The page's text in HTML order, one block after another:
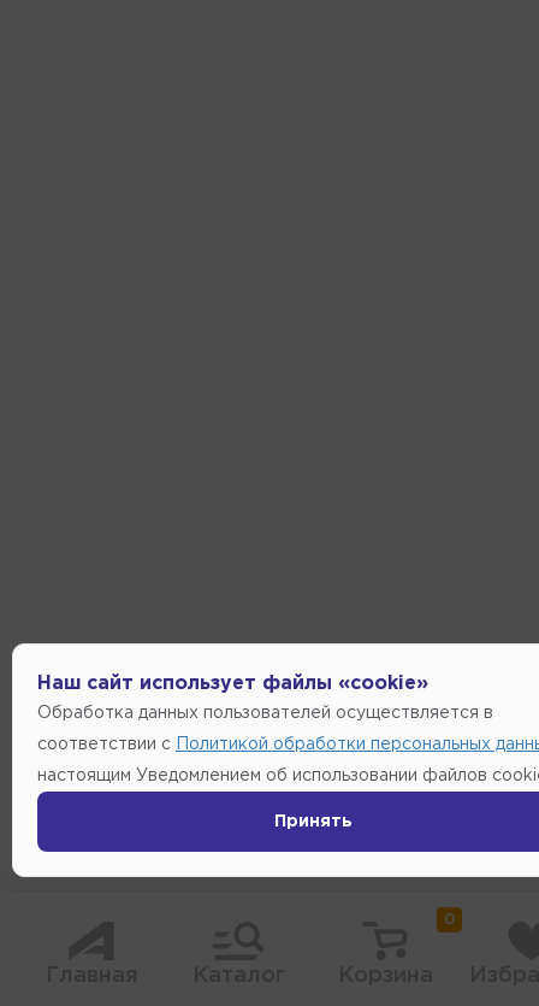
0
Наш сайт использует файлы «cookie»
Обработка данных пользователей осуществляется в
соответствии с Политикой обработки персональных
настоящим Уведомлением об использовании файлов
Принять